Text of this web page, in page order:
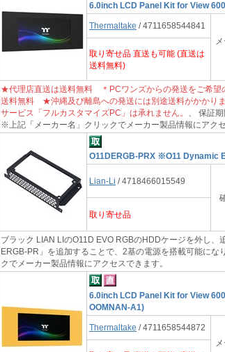
6.0inch LCD Panel Kit for View
Thermaltake / 4711658544841
取り寄せ品 直送も可能 (直送は
送料無料)
★代理店直送は送料無料 ＊PCワンズからの発送をご希望
送料無料 ★沖縄及び離島への発送には別途送料がかかり
サービス「フルカスタマイズPC」は承れません。
、 保証
※上記「メーカー名」クリックでメーカー製品情報にアク
O11DERGB-PRX ※O11 Dynamic
Lian-Li / 4718466015549
取り寄せ品
ブラック LIAN LIのO11D EVO RGBのHDDケージを外し、
ERGB-PR」を追加することで、2基の電源を搭載可能に
クでメーカー製品情報にアクセスできます。
6.0inch LCD Panel Kit for View
OOMNAN-A1)
Thermaltake / 4711658544872